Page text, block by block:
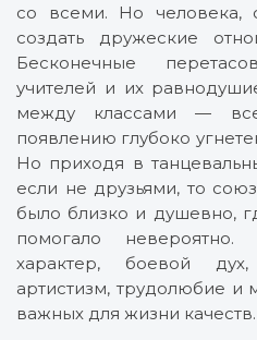
со всеми. Но
создать дружеские
Бесконечные
учителей и их
между классами — все
появлению глубоко
Но приходя в
если не друзьями, то
было близко и душевно,
помогало
характер, боевой
артистизм, трудолюбие и
важных для жизни качеств.